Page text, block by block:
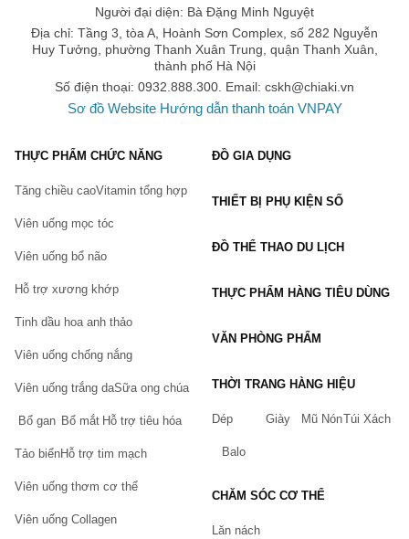
Người đại diện: Bà Đặng Minh Nguyệt
Địa chỉ: Tầng 3, tòa A, Hoành Sơn Complex, số 282 Nguyễn
Huy Tưởng, phường Thanh Xuân Trung, quận Thanh Xuân,
thành phố Hà Nội
Số điện thoại: 0932.888.300. Email: cskh@chiaki.vn
Sơ đồ Website Hướng dẫn thanh toán VNPAY
THỰC PHẨM CHỨC NĂNG
Tăng chiều caoVitamin tổng hợp
Viên uống mọc tóc
Viên uống bổ não
Hỗ trợ xương khớp
Tinh dầu hoa anh thảo
Viên uống chống nắng
Viên uống trắng daSữa ong chúa
Bổ gan Bổ mắt Hỗ trợ tiêu hóa
Tảo biểnHỗ trợ tim mạch
Viên uống thơm cơ thể
Viên uống Collagen
ĐỒ GIA DỤNG
THIẾT BỊ PHỤ KIỆN SỐ
ĐỒ THỂ THAO DU LỊCH
THỰC PHẨM HÀNG TIÊU DÙNG
VĂN PHÒNG PHẨM
THỜI TRANG HÀNG HIỆU
Dép Giày Mũ NónTúi Xách
Balo
CHĂM SÓC CƠ THỂ
Lăn nách